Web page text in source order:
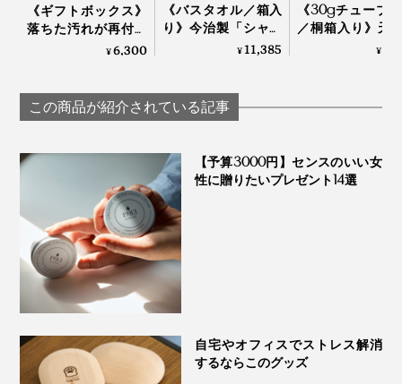
《ギフトボックス》
落ちた汚れが再付着
しない、綿もカシミ
¥6,300
《バスタオル／箱入
り》今治製「シャト
ル織機」でゆっくり
¥11,385
《30gチューブ
／桐箱入り》天
分97.1%、フッ素
¥
この商品が紹介されている記事
【予算3000円】センスのいい女
性に贈りたいプレゼント14選
自宅やオフィスでストレス解消
するならこのグッズ